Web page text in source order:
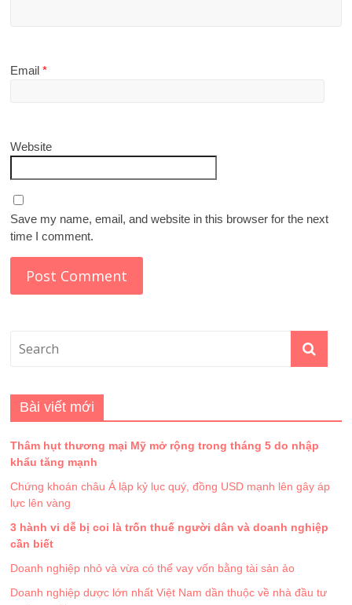
Email*
Website
Save my name, email, and website in this browser for the next
time I comment.
Bài viết mới
Thâm hụt thương mại Mỹ mở rộng trong tháng 5 do nhập
khẩu tăng mạnh
Chứng khoán châu Á lập kỷ lục quý, đồng USD mạnh lên gây áp
lực lên vàng
3 hành vi dễ bị coi là trốn thuế người dân và doanh nghiệp
cần biết
Doanh nghiệp nhỏ và vừa có thể vay vốn bằng tài sản ảo
Doanh nghiệp dược lớn nhất Việt Nam dần thuộc về nhà đầu tư